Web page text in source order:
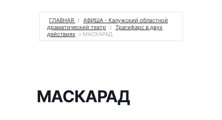
ГЛАВНАЯ
АФИША - Калужский областной
драматический театр
Трагифарс в двух
действиях
МАСКАРАД
МАСКАРАД